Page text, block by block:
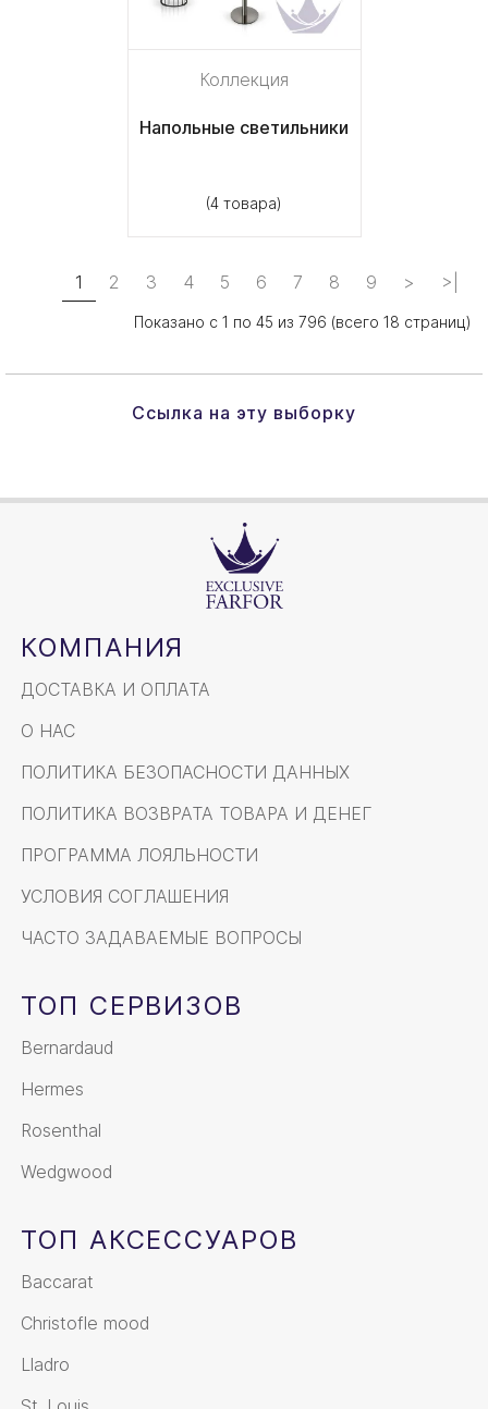
Коллекция
Напольные светильники
(4 товара)
1 2 3 4 5 6 7 8 9 > >|
Показано с 1 по 45 из 796 (всего 18 страниц)
Ссылка на эту выборку
КОМПАНИЯ
ДОСТАВКА И ОПЛАТА
О НАС
ПОЛИТИКА БЕЗОПАСНОСТИ ДАННЫХ
ПОЛИТИКА ВОЗВРАТА ТОВАРА И ДЕНЕГ
ПРОГРАММА ЛОЯЛЬНОСТИ
УСЛОВИЯ СОГЛАШЕНИЯ
ЧАСТО ЗАДАВАЕМЫЕ ВОПРОСЫ
ТОП СЕРВИЗОВ
Bernardaud
Hermes
Rosenthal
Wedgwood
ТОП АКСЕССУАРОВ
Baccarat
Christofle mood
Lladro